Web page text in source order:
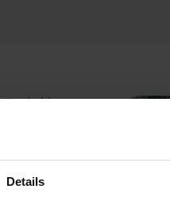
Details
hebben en
het
is het
wijze dan